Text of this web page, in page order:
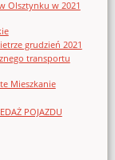
Olsztynku w 2021
grudzień 2021
transportu
Mieszkanie
POJAZDU